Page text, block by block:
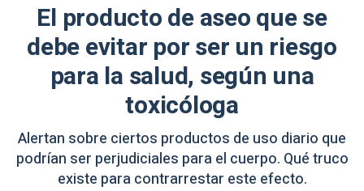
El producto de aseo que se
debe evitar por ser un riesgo
para la salud, según una
toxicóloga
Alertan sobre ciertos productos de uso diario que
podrían ser perjudiciales para el cuerpo. Qué truco
existe para contrarrestar este efecto.